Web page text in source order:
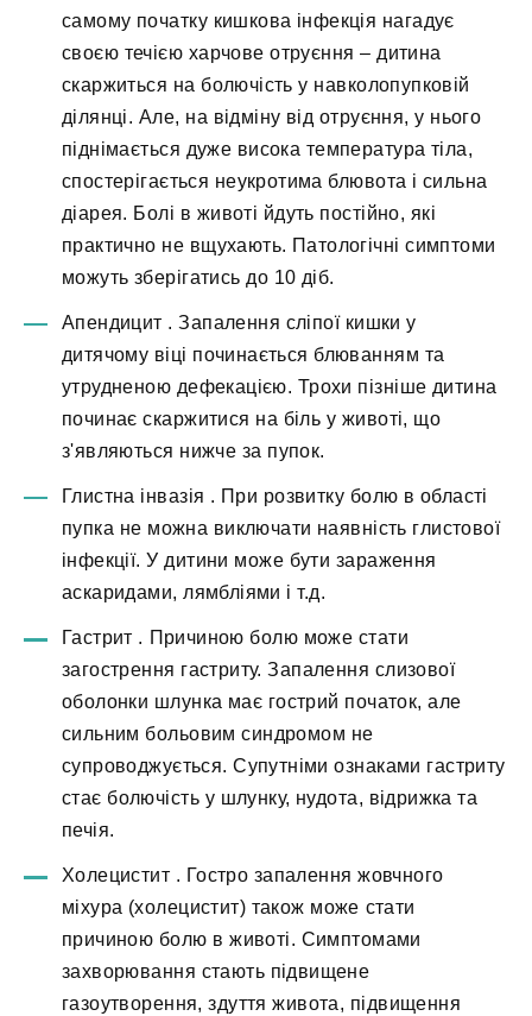
самому початку кишкова інфекція нагадує
своєю течією харчове отруєння – дитина
скаржиться на болючість у навколопупковій
ділянці. Але, на відміну від отруєння, у нього
піднімається дуже висока температура тіла,
спостерігається неукротима блювота і сильна
діарея. Болі в животі йдуть постійно, які
практично не вщухають. Патологічні симптоми
можуть зберігатись до 10 діб.
Апендицит . Запалення сліпої кишки у
дитячому віці починається блюванням та
утрудненою дефекацією. Трохи пізніше дитина
починає скаржитися на біль у животі, що
з'являються нижче за пупок.
Глистна інвазія . При розвитку болю в області
пупка не можна виключати наявність глистової
інфекції. У дитини може бути зараження
аскаридами, лямбліями і т.д.
Гастрит . Причиною болю може стати
загострення гастриту. Запалення слизової
оболонки шлунка має гострий початок, але
сильним больовим синдромом не
супроводжується. Супутніми ознаками гастриту
стає болючість у шлунку, нудота, відрижка та
печія.
Холецистит . Гостро запалення жовчного
міхура (холецистит) також може стати
причиною болю в животі. Симптомами
захворювання стають підвищене
газоутворення, здуття живота, підвищення